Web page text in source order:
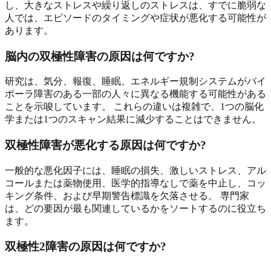
し、大きなストレスや繰り返しのストレスは、すでに脆弱な
人では、エピソードのタイミングや症状が悪化する可能性が
あります。
脳内の双極性障害の原因は何ですか?
研究は、気分、報復、睡眠、エネルギー規制システムがバイ
ポーラ障害のある一部の人々に異なる機能する可能性がある
ことを示唆しています。 これらの違いは複雑で、1つの脳化
学または1つのスキャン結果に減少することはできません。
双極性障害が悪化する原因は何ですか?
一般的な悪化因子には、睡眠の損失、激しいストレス、アル
コールまたは薬物使用、医学的指導なしで薬を中止し、コッ
キング条件、および早期警告標識を欠落させる。 専門家
は、どの要因が最も関連しているかをソートするのに役立ち
ます。
双極性2障害の原因は何ですか?